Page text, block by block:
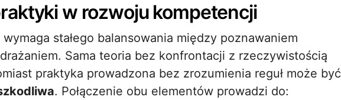
w rozwoju kompetencji
stałego balansowania między poznawaniem
Sama teoria bez konfrontacji z rzeczywistością
praktyka prowadzona bez zrozumienia reguł może być
. Połączenie obu elementów prowadzi do: